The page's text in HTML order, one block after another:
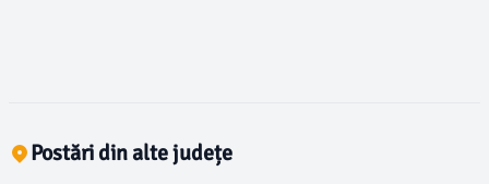
Postări din alte județe